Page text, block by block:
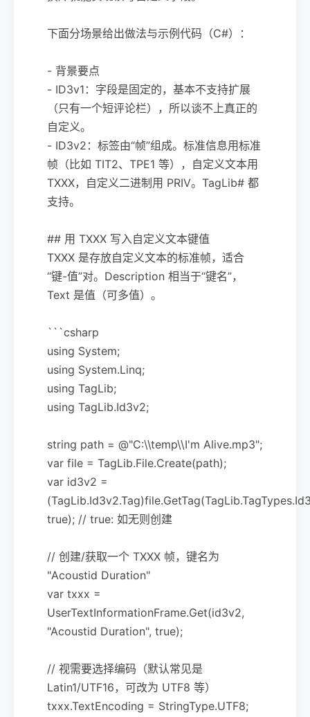
下面分场景给出做法与示例代码（C#）：
- 背景要点
- ID3v1：字段是固定的，基本不支持扩展
（只有一个短评论栏），所以谈不上真正的
自定义。
- ID3v2：标签由“帧”组成。标准信息用标准
帧（比如 TIT2、TPE1 等），自定义文本用
TXXX，自定义二进制用 PRIV。TagLib# 都
支持。
## 用 TXXX 写入自定义文本键值
TXXX 是存放自定义文本的标准帧，适合
“键-值”对。Description 相当于“键名”，
Text 是值（可多值）。
```csharp
using System;
using System.Linq;
using TagLib;
using TagLib.Id3v2;
string path = @"C:\\temp\\I'm Alive.mp3";
var file = TagLib.File.Create(path);
var id3v2 =
true); // true: 如无则创建
// 创建/获取一个 TXXX 帧，键名为
"Acoustid Duration"
var txxx =
UserTextInformationFrame.Get(id3v2,
"Acoustid Duration", true);
// 视需要选择编码（默认常见是
Latin1/UTF16，可改为 UTF8 等）
txxx.TextEncoding = StringType.UTF8;